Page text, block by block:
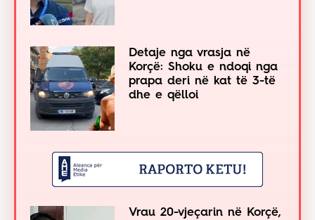
Detaje nga vrasja në
Korçë: Shoku e ndoqi nga
prapa deri në kat të 3-të
dhe e qëlloi
Vrau 20-vjeçarin në Korçë,